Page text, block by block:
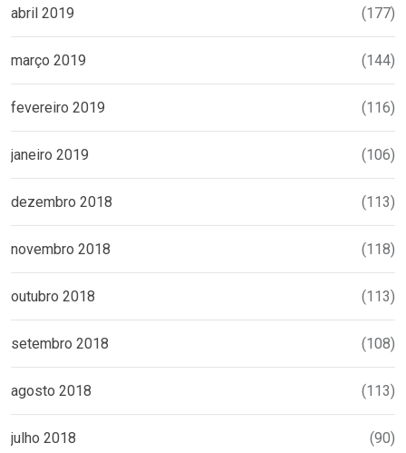
abril 2019 (177)
março 2019 (144)
fevereiro 2019 (116)
janeiro 2019 (106)
dezembro 2018 (113)
novembro 2018 (118)
outubro 2018 (113)
setembro 2018 (108)
agosto 2018 (113)
julho 2018 (90)